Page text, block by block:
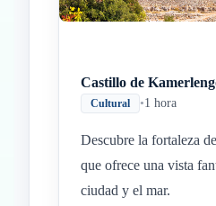
Castillo de
Cultural •1 hora
Descubre la fortaleza
que ofrece una vista
ciudad y el mar.